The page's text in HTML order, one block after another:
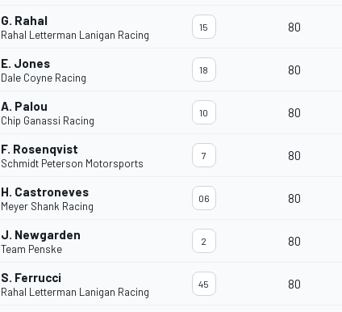
DTM
G. Rahal
Rahal Letterman Lanigan Racing
15 80
E. Jones
Dale Coyne Racing
18 80
A. Palou
Chip Ganassi Racing
10 80
F. Rosenqvist
Schmidt Peterson Motorsports
7 80
H. Castroneves
Meyer Shank Racing
06 80
J. Newgarden
Team Penske
2 80
S. Ferrucci
Rahal Letterman Lanigan Racing
45 80